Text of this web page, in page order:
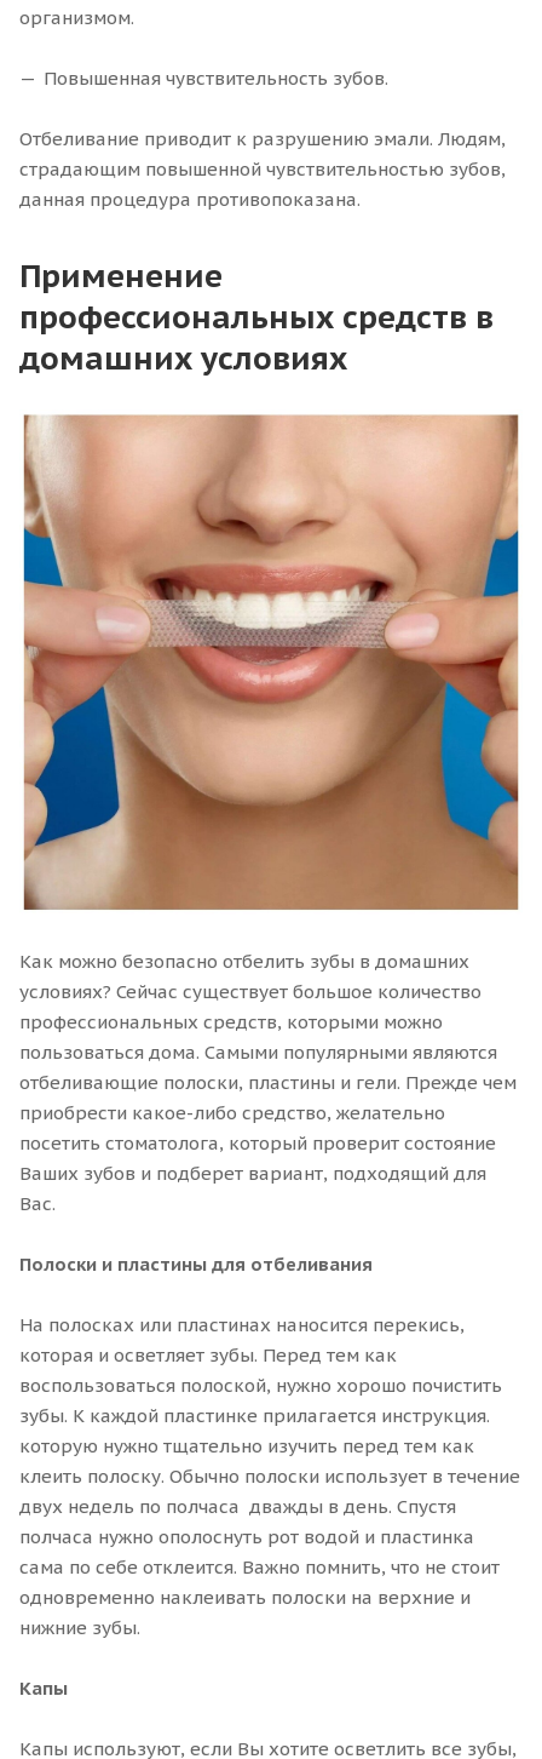
организмом.
Повышенная чувствительность зубов.
Отбеливание приводит к разрушению эмали. Людям,
страдающим повышенной чувствительностью зубов,
данная процедура противопоказана.
Применение
профессиональных средств в
домашних условиях
Как можно безопасно отбелить зубы в домашних
условиях? Сейчас существует большое количество
профессиональных средств, которыми можно
пользоваться дома. Самыми популярными являются
отбеливающие полоски, пластины и гели. Прежде чем
приобрести какое-либо средство, желательно
посетить стоматолога, который проверит состояние
Ваших зубов и подберет вариант, подходящий для
Вас.
Полоски и пластины для отбеливания
На полосках или пластинах наносится перекись,
которая и осветляет зубы. Перед тем как
воспользоваться полоской, нужно хорошо почистить
зубы. К каждой пластинке прилагается инструкция.
которую нужно тщательно изучить перед тем как
клеить полоску. Обычно полоски использует в течение
двух недель по полчаса дважды в день. Спустя
полчаса нужно ополоснуть рот водой и пластинка
сама по себе отклеится. Важно помнить, что не стоит
одновременно наклеивать полоски на верхние и
нижние зубы.
Капы
Капы используют, если Вы хотите осветлить все зубы,